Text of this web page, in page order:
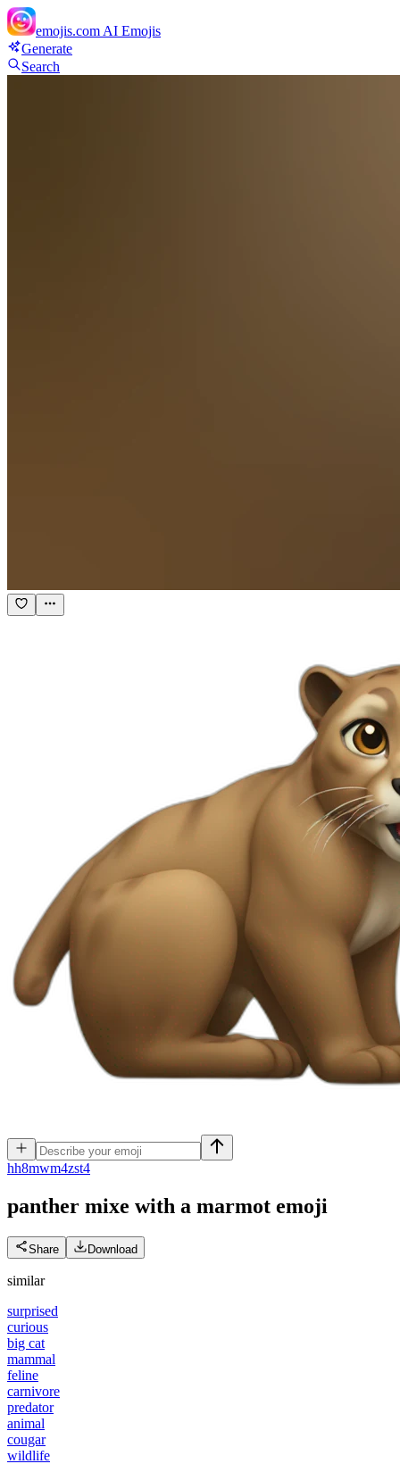
emojis.com AI Emojis
Generate
Search
hh8mwm4zst4
panther mixe with a marmot emoji
Share Download
similar
surprised
curious
big cat
mammal
feline
carnivore
predator
animal
cougar
wildlife